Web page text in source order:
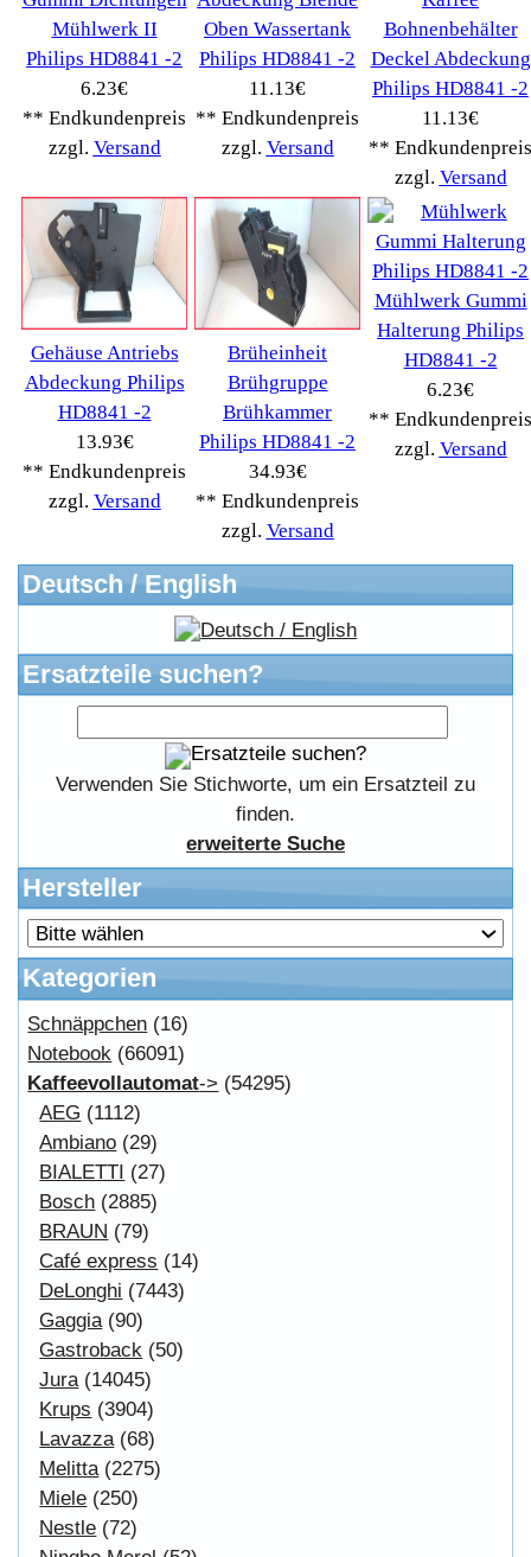
PC Computer->(2543)
Handy Telefon(1053)
Modellbau (593)
Monitore->
(76)
Autoteile->(161)
Wir akzeptieren
Informationen
Liefer- & Versandkosten
Datenschutzerklärung
Unsere AGBs
Kontakt
Impressum
RMA & Service
Anteile
Mediadaten
FAQ Hilfe
Bewerbungen
Affiliates
Kostenloser Bannertausch von Myeparts.de
Copyright © 2026
Ersatzteile Gebrauchte Geldverdienen
Powered by